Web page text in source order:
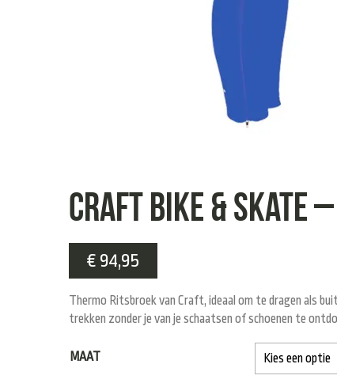
Craft Bike & Skate
€ 94,95
Thermo Ritsbroek van Craft, ideaal om te dragen als
trekken zonder je van je schaatsen of schoenen te
MAAT